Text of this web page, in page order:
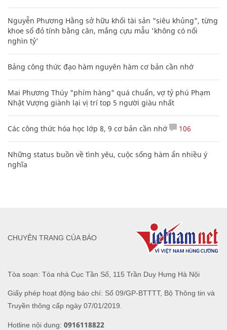
Nguyễn Phương Hằng sở hữu khối tài sản "siêu khủng", từng
khoe sổ đỏ tính bằng cân, mắng cựu mẫu 'không có nổi
nghìn tỷ'
Bảng công thức đạo hàm nguyên hàm cơ bản cần nhớ
Mai Phương Thúy "phím hàng" quá chuẩn, vợ tỷ phú Phạm
Nhật Vượng giành lại vị trí top 5 người giàu nhất
Các công thức hóa học lớp 8, 9 cơ bản cần nhớ 106
Những status buồn về tình yêu, cuộc sống hàm ẩn nhiều ý
nghĩa
Tòa soạn: Tòa nhà Cục Tần Số, 115 Trần Duy Hưng Hà Nội
Giấy phép hoạt động báo chí: Số 09/GP-BTTTT, Bộ Thông tin và
Truyền thông cấp ngày 07/01/2019.
Hotline nội dung: 0916118822
CHUYÊN TRANG CỦA BÁO